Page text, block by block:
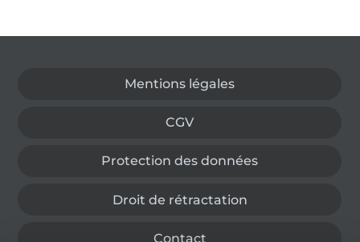
Mentions légales
CGV
Protection des données
Droit de rétractation
Contact